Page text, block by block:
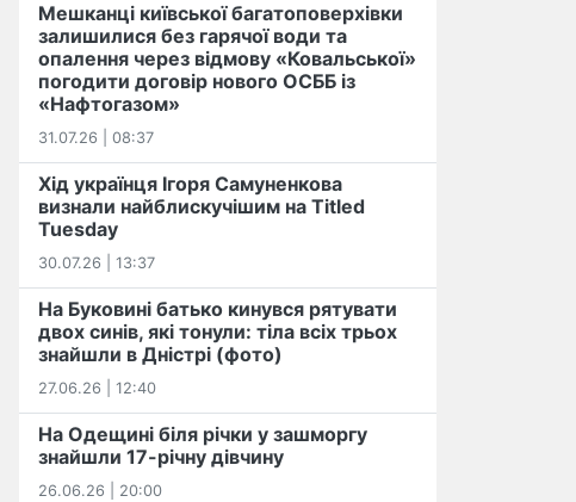
Мешканці київської багатоповерхівки
залишилися без гарячої води та
опалення через відмову «Ковальської»
погодити договір нового ОСББ із
«Нафтогазом»
31.07.26 | 08:37
Хід українця Ігоря Самуненкова
визнали найблискучішим на Titled
Tuesday
30.07.26 | 13:37
На Буковині батько кинувся рятувати
двох синів, які тонули: тіла всіх трьох
знайшли в Дністрі (фото)
27.06.26 | 12:40
На Одещині біля річки у зашморгу
знайшли 17-річну дівчину
26.06.26 | 20:00